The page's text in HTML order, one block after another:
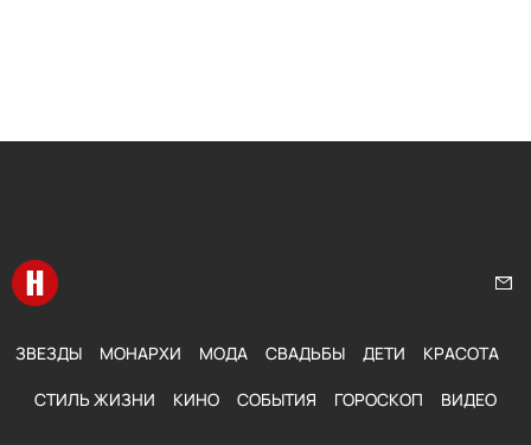
Перейти на главную
ЗВЕЗДЫ МОНАРХИ МОДА СВАДЬБЫ ДЕТИ КРАСОТА
СТИЛЬ ЖИЗНИ КИНО СОБЫТИЯ ГОРОСКОП ВИДЕО